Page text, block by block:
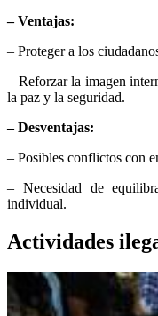
– Ventajas:
– Proteger a los
– Reforzar la imagen
la paz y la seguridad.
– Desventajas:
– Posibles conflictos con
– Necesidad de
individual.
Actividades